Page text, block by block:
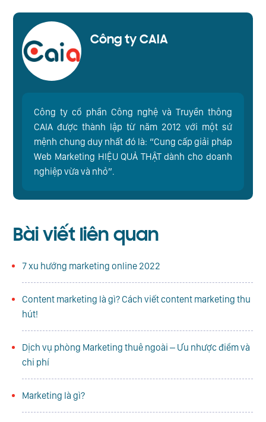
Công ty CAIA
Công ty cổ phần Công nghệ và Truyền thông
CAIA được thành lập từ năm 2012 với một sứ
mệnh chung duy nhất đó là: “Cung cấp giải pháp
Web Marketing HIỆU QUẢ THẬT dành cho doanh
nghiệp vừa và nhỏ”.
Bài viết liên quan
7 xu hướng marketing online 2022
Content marketing là gì? Cách viết content marketing thu
hút!
Dịch vụ phòng Marketing thuê ngoài – Ưu nhược điểm và
chi phí
Marketing là gì?